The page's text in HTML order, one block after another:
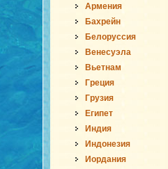
Армения
Бахрейн
Белоруссия
Венесуэла
Вьетнам
Греция
Грузия
Египет
Индия
Индонезия
Иордания